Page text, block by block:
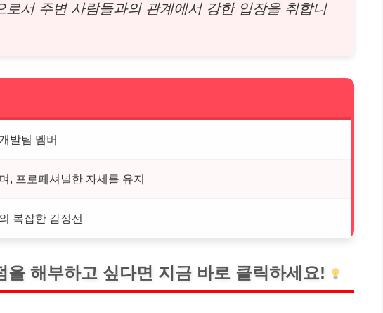
서 주변 사람들과의 관계에서 강한 입장을 취합니
발팀 멤버
, 프로페셔널한 자세를 유지
복잡한 감정선
을 해부하고 싶다면 지금 바로 클릭하세요!